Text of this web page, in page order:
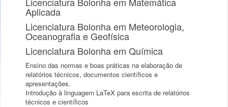
Aplicada
Licenciatura Bolonha em Meteorologia,
Oceanografia e Geofísica
Licenciatura Bolonha em Química
Ensino das normas e boas práticas na elaboração de
relatórios técnicos, documentos científicos e
apresentações.
Introdução à linguagem LaTeX para escrita de relatórios
técnicos e científicos